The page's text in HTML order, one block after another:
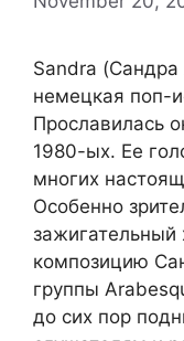
Sandra (Сандра
немецкая поп-
Прославилась
1980-ых. Ее
многих
Особенно
зажигательный
композицию
группы
до сих пор